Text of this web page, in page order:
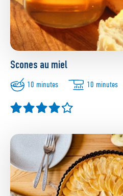
Scones au miel
10 minutes 10 minutes